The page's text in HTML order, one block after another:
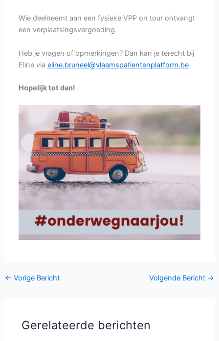
Wie deelneemt aan een fysieke VPP on tour ontvangt
een verplaatsingsvergoeding.
Heb je vragen of opmerkingen? Dan kan je terecht bij
Eline via eline.bruneel@vlaamspatientenplatform.be
Hopelijk tot dan!
← Vorige Bericht Volgende Bericht →
Gerelateerde berichten